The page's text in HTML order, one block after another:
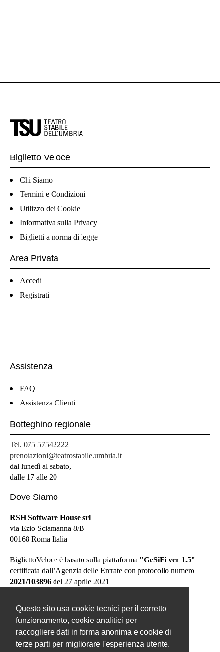
Questo sito usa cookie tecnici per il corretto
funzionamento, cookie analitici per
raccogliere dati in forma anonima e cookie di
terze parti per migliorare l'esperienza utente.
Biglietto Veloce
Chi Siamo
Termini e Condizioni
Utilizzo dei Cookie
Informativa sulla Privacy
Biglietti a norma di legge
Area Privata
Accedi
Registrati
Assistenza
FAQ
Assistenza Clienti
Botteghino regionale
Tel. 075 57542222
prenotazioni@teatrostabile.umbria.it
dal lunedì al sabato,
dalle 17 alle 20
Dove Siamo
RSH Software House srl
via Ezio Sciamanna 8/B
00168 Roma Italia
BigliettoVeloce è basato sulla piattaforma "GeSiFi ver 1.5"
certificata dall’Agenzia delle Entrate con protocollo numero
2021/103896 del 27 aprile 2021